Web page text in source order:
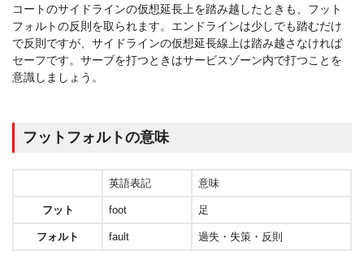
コートのサイドラインの仮想延長上を踏み越したときも、フット
フォルトの反則を取られます。エンドラインは少しでも踏むだけ
で反則ですが、サイドラインの仮想延長線上は踏み越さなければ
セーフです。サーブを打つときはサービスゾーン内で打つことを
意識しましょう。
フットフォルトの意味
英語表記 意味
フット foot 足
フォルト fault 過失・失策・反則